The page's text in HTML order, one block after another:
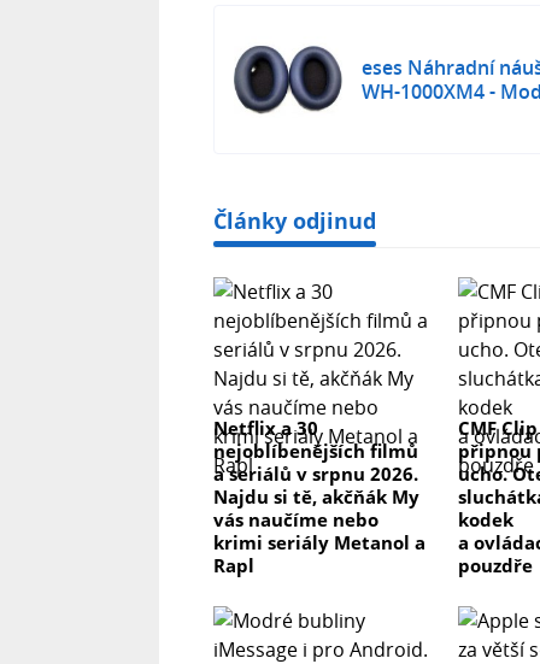
eses Náhradní
WH-1000XM4 -
Články odjinud
Netflix a 30
nejoblíbenějších filmů
a seriálů v srpnu 2026.
Najdu si tě, akčňák My
vás naučíme nebo
krimi seriály Metanol a
Rapl
CMF
připnou
ucho.
kodek
a
pouzdře